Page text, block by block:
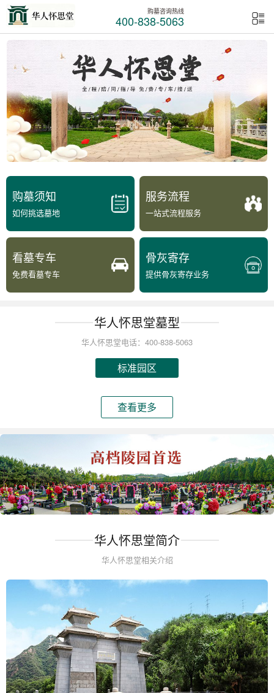
购墓咨询热线
400-838-5063
购墓须知
如何挑选墓地
服务流程
一站式流程服务
看墓专车
免费看墓专车
骨灰寄存
提供骨灰寄存业务
华人怀思堂墓型
华人怀思堂电话：400-838-5063
标准园区
查看更多
华人怀思堂简介
华人怀思堂相关介绍